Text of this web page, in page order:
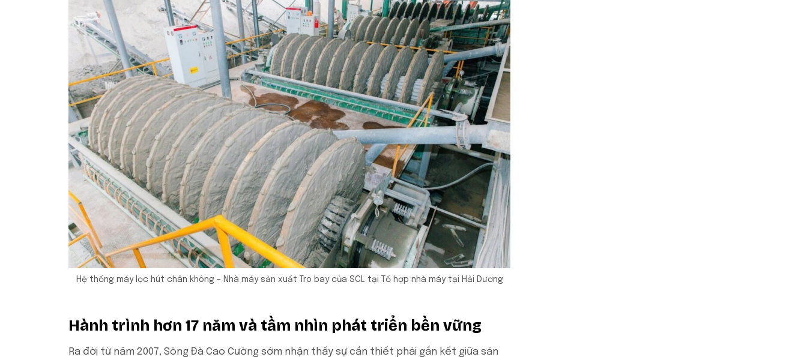
Hệ thống máy lọc hút chân không – Nhà máy sản xuất Tro bay của SCL tại Tổ hợp nhà máy tại Hải Dương
Hành trình hơn 17 năm và tầm nhìn phát triển bền vững
Ra đời từ năm 2007, Sông Đà Cao Cường sớm nhận thấy sự cần thiết phải gắn kết giữa sản